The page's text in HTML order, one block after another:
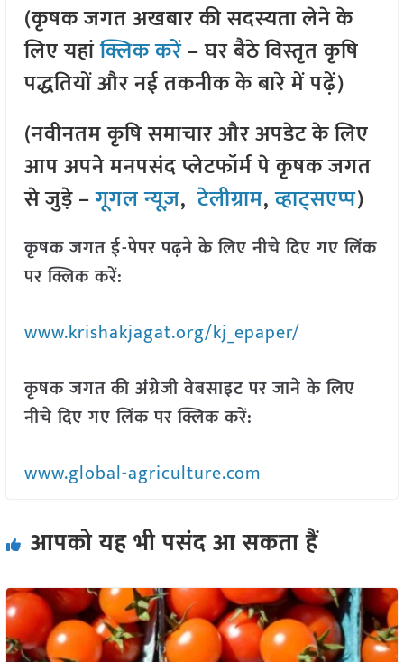
(कृषक जगत अखबार की सदस्यता लेने के
लिए यहांक्लिक करें– घर बैठे विस्तृत कृषि
पद्धतियों और नई तकनीक के बारे में पढ़ें)
(नवीनतम कृषि समाचार और अपडेट के लिए
आप अपने मनपसंद प्लेटफॉर्म पे कृषक जगत
से जुड़े –गूगल न्यूज़,टेलीग्राम,व्हाट्सएप्प)
कृषक जगत ई-पेपर पढ़ने के लिए नीचे दिए गए लिंक
पर क्लिक करें:
www.krishakjagat.org/kj_epaper/
कृषक जगत की अंग्रेजी वेबसाइट पर जाने के लिए
नीचे दिए गए लिंक पर क्लिक करें:
www.global-agriculture.com
आपको यह भी पसंद आ सकता हैं